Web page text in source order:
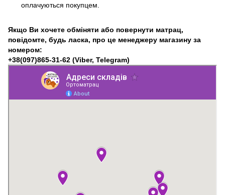
оплачуються покупцем.
Якщо Ви хочете обміняти або повернути матрац,
повідомте, будь ласка, про це менеджеру магазину за
номером:
+38(097)865-31-62 (Viber, Telegram)